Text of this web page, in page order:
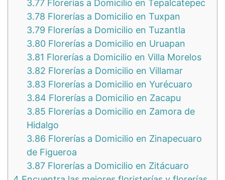
3.77 Florerías a Domicilio en Tepalcatepec
3.78 Florerías a Domicilio en Tuxpan
3.79 Florerías a Domicilio en Tuzantla
3.80 Florerías a Domicilio en Uruapan
3.81 Florerías a Domicilio en Villa Morelos
3.82 Florerías a Domicilio en Villamar
3.83 Florerías a Domicilio en Yurécuaro
3.84 Florerías a Domicilio en Zacapu
3.85 Florerías a Domicilio en Zamora de
Hidalgo
3.86 Florerías a Domicilio en Zinapecuaro
de Figueroa
3.87 Florerías a Domicilio en Zitácuaro